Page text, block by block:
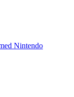
Nintendo